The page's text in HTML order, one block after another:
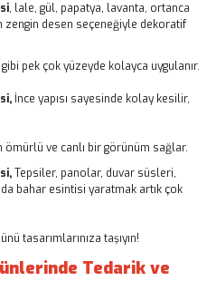
, lale, gül, papatya, lavanta, ortanca
desen seçeneğiyle dekoratif
pek çok yüzeyde kolayca uygulanır.
İnce yapısı sayesinde kolay kesilir,
ve canlı bir görünüm sağlar.
Tepsiler, panolar, duvar süsleri,
bahar esintisi yaratmak artık çok
tasarımlarınıza taşıyın!
Tedarik ve